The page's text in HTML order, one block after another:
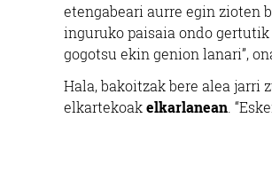
etengabeari aurre egin zioten
inguruko paisaia ondo gertutik
gogotsu ekin genion lanari”,
Hala, bakoitzak bere alea jarri
elkartekoakelkarlanean .